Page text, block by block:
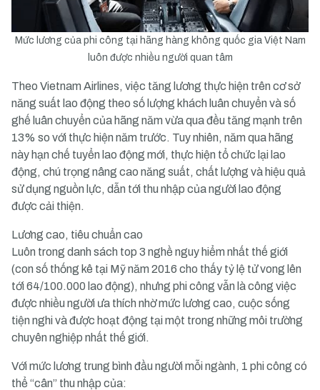
Mức lương của phi công tại hãng hàng không quốc gia Việt Nam
luôn được nhiều người quan tâm
Theo Vietnam Airlines, việc tăng lương thực hiện trên cơ sở
năng suất lao động theo số lượng khách luân chuyển và số
ghế luân chuyển của hãng năm vừa qua đều tăng mạnh trên
13% so với thực hiện năm trước. Tuy nhiên, năm qua hãng
này hạn chế tuyển lao động mới, thực hiện tổ chức lại lao
động, chú trọng nâng cao năng suất, chất lượng và hiệu quả
sử dụng nguồn lực, dẫn tới thu nhập của người lao động
được cải thiện.
Lương cao, tiêu chuẩn cao
Luôn trong danh sách top 3 nghề nguy hiểm nhất thế giới
(con số thống kê tại Mỹ năm 2016 cho thấy tỷ lệ tử vong lên
tới 64/100.000 lao động), nhưng phi công vẫn là công việc
được nhiều người ưa thích nhờ mức lương cao, cuộc sống
tiện nghi và được hoạt động tại một trong những môi trường
chuyên nghiệp nhất thế giới.
Với mức lương trung bình đầu người mỗi ngành, 1 phi công có
thể “cân” thu nhập của: